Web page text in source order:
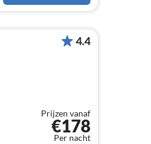
4.4
Prijzen vanaf
€178
Per nacht